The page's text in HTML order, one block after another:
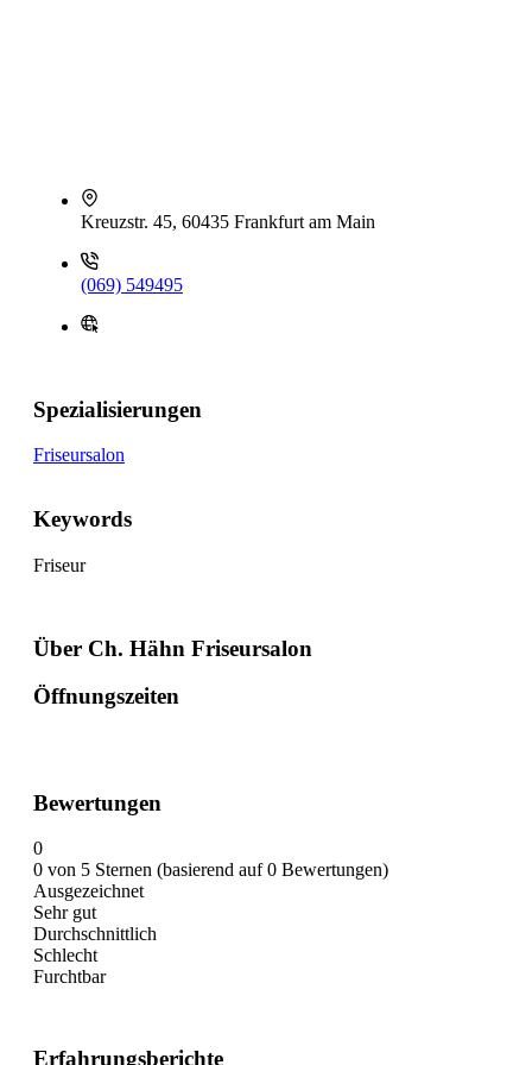
Kreuzstr. 45, 60435 Frankfurt am Main
(069) 549495
Spezialisierungen
Friseursalon
Keywords
Friseur
Über Ch. Hähn Friseursalon
Öffnungszeiten
Bewertungen
0
0 von 5 Sternen (basierend auf 0 Bewertungen)
Ausgezeichnet
Sehr gut
Durchschnittlich
Schlecht
Furchtbar
Erfahrungsberichte